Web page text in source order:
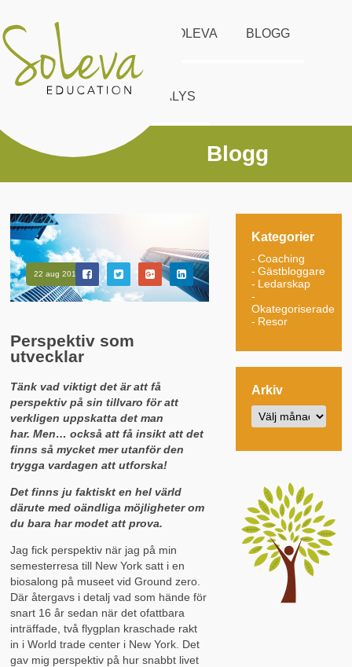
START SOLEVA BLOGG
KONTAKT DISC ANALYS
Blogg
22 aug 2017
Perspektiv som
utvecklar
Tänk vad viktigt det är att få
perspektiv på sin tillvaro för att
verkligen uppskatta det man
har. Men… också att få insikt att det
finns så mycket mer utanför den
trygga vardagen att utforska!
Det finns ju faktiskt en hel värld
därute med oändliga möjligheter om
du bara har modet att prova.
Jag fick perspektiv när jag på min
semesterresa till New York satt i en
biosalong på museet vid Ground zero.
Där återgavs i detalj vad som hände för
snart 16 år sedan när det ofattbara
inträffade, två flygplan kraschade rakt
in i World trade center i New York. Det
gav mig perspektiv på hur snabbt livet
Kategorier
Coaching
Gästbloggare
Ledarskap
Okategoriserade
Resor
Arkiv